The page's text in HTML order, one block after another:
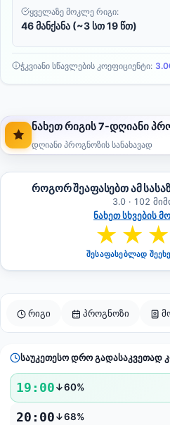
რიგი პროგნოზი
ყველაზე მოკლე რიგი:
46 მანქანა (~3 სთ 19 წთ)
ჭკვიანი სწავლების კოეფიციენტი:
ნახეთ რიგის 7-დღიანი
დღიანი პროგნოზის სანახავად
როგორ შეაფასებთ ამ
3.0 · 102
ნახეთ სხვების
★ ★ ★
შესაფასებლად
საუკეთესო დრო გადასაკვეთად
19:00↓60%
20:00↓68%